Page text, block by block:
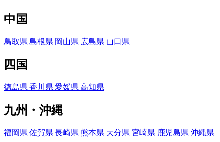
中国
鳥取県 島根県 岡山県 広島県 山口県
四国
徳島県 香川県 愛媛県 高知県
九州・沖縄
福岡県 佐賀県 長崎県 熊本県 大分県 宮崎県 鹿児島県 沖縄県